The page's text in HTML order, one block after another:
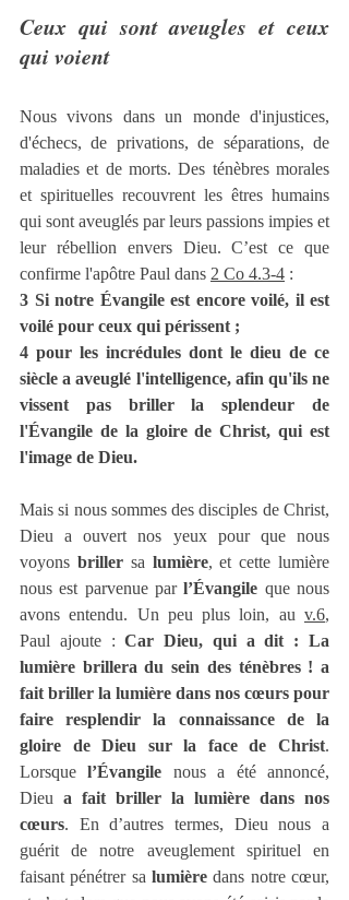
Ceux qui sont aveugles et ceux
qui voient
Nous vivons dans un monde d'injustices,
d'échecs, de privations, de séparations, de
maladies et de morts. Des ténèbres morales
et spirituelles recouvrent les êtres humains
qui sont aveuglés par leurs passions impies et
leur rébellion envers Dieu. C’est ce que
confirme l'apôtre Paul dans 2 Co 4.3-4 :
3 Si notre Évangile est encore voilé, il est
voilé pour ceux qui périssent ;
4 pour les incrédules dont le dieu de ce
siècle a aveuglé l'intelligence, afin qu'ils ne
vissent pas briller la splendeur de
l'Évangile de la gloire de Christ, qui est
l'image de Dieu.
Mais si nous sommes des disciples de Christ,
Dieu a ouvert nos yeux pour que nous
voyons briller sa lumière, et cette lumière
nous est parvenue par l’Évangile que nous
avons entendu. Un peu plus loin, au v.6,
Paul ajoute : Car Dieu, qui a dit : La
lumière brillera du sein des ténèbres ! a
fait briller la lumière dans nos cœurs pour
faire resplendir la connaissance de la
gloire de Dieu sur la face de Christ.
Lorsque l’Évangile nous a été annoncé,
Dieu a fait briller la lumière dans nos
cœurs. En d’autres termes, Dieu nous a
guérit de notre aveuglement spirituel en
faisant pénétrer sa lumière dans notre cœur,